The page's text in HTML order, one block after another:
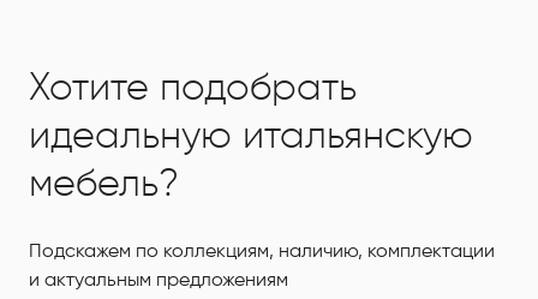
Хотите подобрать
идеальную итальянскую
мебель?
Подскажем по коллекциям, наличию, комплектации
и актуальным предложениям